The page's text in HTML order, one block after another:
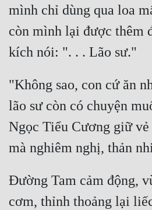
Lịch Sử
Mưu Mô
Ngược
mình chỉ dùng qua loa
còn mình lại được thêm
"Không sao, con cứ ăn
lão sư còn có chuyện
Ngọc Tiểu Cương giữ
Đường Tam cảm động,
cơm, thỉnh thoảng lại